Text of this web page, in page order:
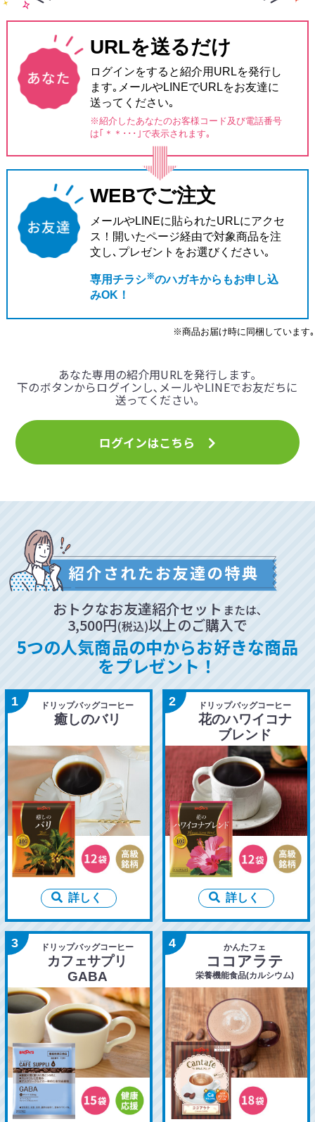
URLを送るだけ
ログインをすると紹介用URLを発行し
ます｡メールやLINEでURLをお友達に
送ってください｡
※紹介したあなたのお客様コード及び電話番号
は ｢＊＊･･･｣で表示されます｡
WEBでご注文
メールやLINEに貼られたURLにアクセ
ス！ 開いたページ経由で対象商品を注
文し､ プレゼントをお選びください｡
専用チラシ※のハガキからもお申し込
みOK！
※商品お届け時に同梱しています｡
あなた専用の紹介用URLを発行します｡
下のボタンからログインし､メールやLINEでお友だちに
送ってください｡
ログインはこちら
おトクなお友達紹介セット または､
3,500円(税込)以上のご購入で
5つの人気商品の中からお好きな商品
をプレゼント！
1 ドリップバッグコーヒー
癒しのバリ
詳しく
2 ドリップバッグコーヒー
花のハワイコナ
ブレンド
詳しく
3 ドリップバッグコーヒー
カフェサプリ
GABA
4 かんたフェ
ココアラテ
栄養機能食品(カルシウム)